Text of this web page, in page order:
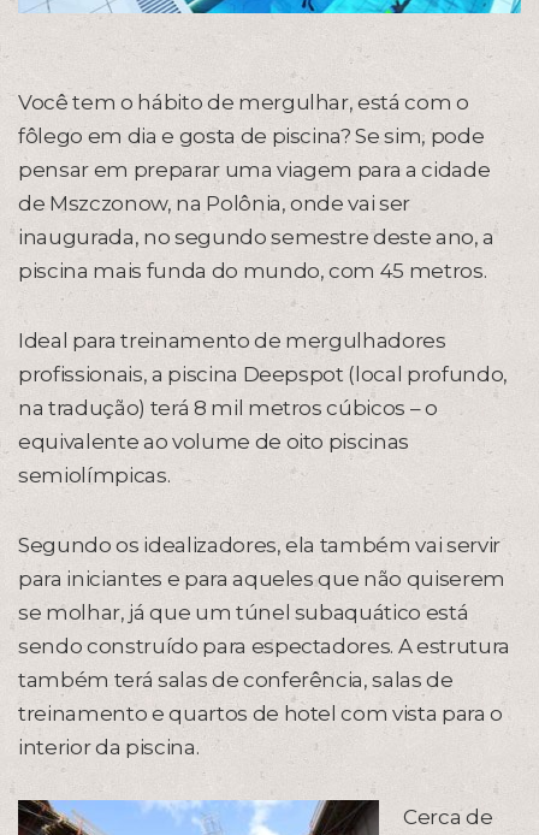
Você tem o hábito de mergulhar, está com o
fôlego em dia e gosta de piscina? Se sim, pode
pensar em preparar uma viagem para a cidade
de Mszczonow, na Polônia, onde vai ser
inaugurada, no segundo semestre deste ano, a
piscina mais funda do mundo, com 45 metros.
Ideal para treinamento de mergulhadores
profissionais, a piscina Deepspot (local profundo,
na tradução) terá 8 mil metros cúbicos – o
equivalente ao volume de oito piscinas
semiolímpicas.
Segundo os idealizadores, ela também vai servir
para iniciantes e para aqueles que não quiserem
se molhar, já que um túnel subaquático está
sendo construído para espectadores. A estrutura
também terá salas de conferência, salas de
treinamento e quartos de hotel com vista para o
interior da piscina.
Cerca de